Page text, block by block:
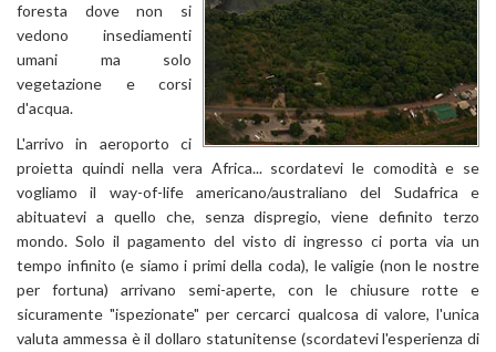
foresta dove non si
vedono insediamenti
umani ma solo
vegetazione e corsi
d'acqua.
L'arrivo in aeroporto ci
proietta quindi nella vera Africa... scordatevi le comodità e se
vogliamo il way-of-life americano/australiano del Sudafrica e
abituatevi a quello che, senza dispregio, viene definito terzo
mondo. Solo il pagamento del visto di ingresso ci porta via un
tempo infinito (e siamo i primi della coda), le valigie (non le nostre
per fortuna) arrivano semi-aperte, con le chiusure rotte e
sicuramente "ispezionate" per cercarci qualcosa di valore, l'unica
valuta ammessa è il dollaro statunitense (scordatevi l'esperienza di